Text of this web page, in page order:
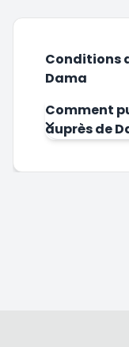
Conditions
Dama
Comment
auprès de